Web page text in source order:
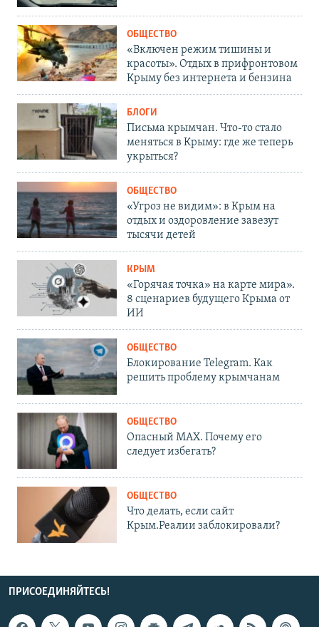
ОБЩЕСТВО
«Включен режим тишины и
красоты». Отдых в прифронтовом
Крыму без интернета и бензина
БЛОГИ
Письма крымчан. Что-то стало
меняться в Крыму: где же теперь
укрыться?
ОБЩЕСТВО
«Угроз не видим»: в Крым на
отдых и оздоровление завезут
тысячи детей
КРЫМ
«Горячая точка» на карте мира».
8 сценариев будущего Крыма от
ИИ
ОБЩЕСТВО
Блокирование Telegram. Как
решить проблему крымчанам
ОБЩЕСТВО
Опасный MAX. Почему его
следует избегать?
ОБЩЕСТВО
Что делать, если сайт
Крым.Реалии заблокировали?
ПРИСОЕДИНЯЙТЕСЬ!